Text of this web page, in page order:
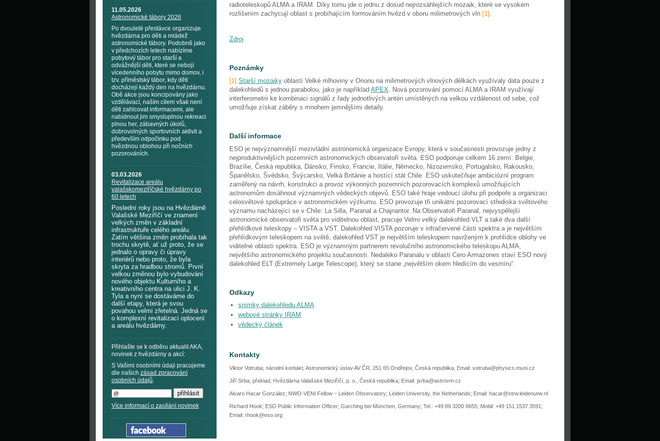
11.05.2026
Astronomické tábory 2026
Po dvouleté přestávce organizuje
hvězdárna pro děti a mládež
astronomické tábory. Podobně jako
v předchozích letech nabízíme
pobytový tábor pro starší a
odvážnější děti, které se nebojí
vícedenního pobytu mimo domov, i
tzv. příměstský tábor, kdy děti
docházejí každý den na hvězdárnu.
Obě akce jsou koncipovány jako
vzdělávací, naším cílem však není
děti zahlcovat informacemi, ale
nabídnout jim smysluplnou rekreaci
plnou her, zábavných úkolů,
dobrovolných sportovních aktivit a
především odpočinku pod
hvězdnou oblohou při nočních
pozorováních.
03.03.2026
Revitalizace areálu
valašskomeziříčské hvězdárny po
60 letech
Poslední roky jsou na Hvězdárně
Valašské Meziříčí ve znamení
velkých změn v základní
infrastruktuře celého areálu.
Zatím většina změn probíhala tak
trochu skrytě, ať už proto, že se
jednalo o opravy či úpravy
interiérů nebo proto, že byla
skryta za hradbou stromů. První
velkou změnou bylo vybudování
nového objektu Kulturního a
kreativního centra na ulici J. K.
Tyla a nyní se dostáváme do
další etapy, která je svou
povahou velmi zřetelná. Jedná se
o komplexní revitalizaci oplocení
a areálu hvězdárny.
Přihlašte se k odběru aktualit AKA,
novinek z hvězdárny a akcí:
S Vašimi osobními údaji pracujeme
dle našich zásad zpracování
osobních údajů.
Více informací o zasílání novinek
radioteleskopů ALMA a IRAM. Díky tomu jde o jednu z dosud nejrozsáhlejších mozaik, které ve vysokém
rozlišením zachycují oblast s probíhajícím formováním hvězd v oboru milimetrových vln [1]
Zdroj
Poznámky
[1] Starší mozaiky oblastí Velké mlhoviny v Orionu na milimetrových vlnových délkách využívaly data pouze z
dalekohledů s jednou parabolou, jako je například APEX . Nová pozorování pomocí ALMA a IRAM využívají
interferometrii ke kombinaci signálů z řady jednotlivých antén umístěných na velkou vzdálenost od sebe, což
umožňuje získat záběry s mnohem jemnějšími detaily.
Další informace
ESO je nejvýznamnější mezivládní astronomická organizace Evropy, která v současnosti provozuje jedny z
nejproduktivnějších pozemních astronomických observatoří světa. ESO podporuje celkem 16 zemí: Belgie,
Brazílie, Česká republika, Dánsko, Finsko, Francie, Itálie, Německo, Nizozemsko, Portugalsko, Rakousko,
Španělsko, Švédsko, Švýcarsko, Velká Británie a hostící stát Chile. ESO uskutečňuje ambiciózní program
zaměřený na návrh, konstrukci a provoz výkonných pozemních pozorovacích komplexů umožňujících
astronomům dosáhnout významných vědeckých objevů. ESO také hraje vedoucí úlohu při podpoře a organizaci
celosvětové spolupráce v astronomickém výzkumu. ESO provozuje tři unikátní pozorovací střediska světového
významu nacházející se v Chile: La Silla, Paranal a Chajnantor. Na Observatoři Paranal, nejvyspělejší
astronomické observatoři světa pro viditelnou oblast, pracuje Velmi velký dalekohled VLT a také dva další
přehlídkové teleskopy – VISTA a VST. Dalekohled VISTA pozoruje v infračervené části spektra a je největším
přehlídkovým teleskopem na světě, dalekohled VST je největším teleskopem navrženým k prohlídce oblohy ve
viditelné oblasti spektra. ESO je významným partnerem revolučního astronomického teleskopu ALMA,
největšího astronomického projektu současnosti. Nedaleko Paranalu v oblasti Cero Armazones staví ESO nový
dalekohled ELT (Extremely Large Telescope), který se stane „největším okem hledícím do vesmíru“.
Odkazy
snímky dalekohledu ALMA
webové stránky IRAM
vědecký článek
Kontakty
Viktor Votruba; národní kontakt; Astronomický ústav AV ČR, 251 65 Ondřejov, Česká republika; Email: votruba@physics.muni.cz
Jiří Srba; překlad; Hvězdárna Valašské Meziříčí, p. o., Česká republika; Email: jsrba@astrovm.cz
Alvaro Hacar González; NWO-VENI Fellow – Leiden Observatory; Leiden University, the Netherlands; Email: hacar@strw.leidenuniv.nl
Richard Hook; ESO Public Information Officer; Garching bei München, Germany; Tel.: +49 89 3200 6655; Mobil: +49 151 1537 3591;
Email: rhook@eso.org